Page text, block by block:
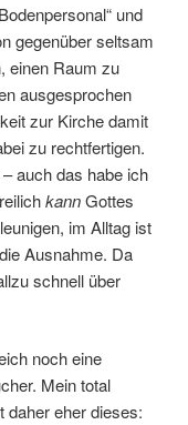
und
gegenüber seltsam
einen Raum zu
ausgesprochen
zur Kirche damit
zu rechtfertigen.
auch das habe ich
kannGottes
im Alltag ist
Ausnahme. Da
schnell über
noch eine
Mein total
daher eher dieses: